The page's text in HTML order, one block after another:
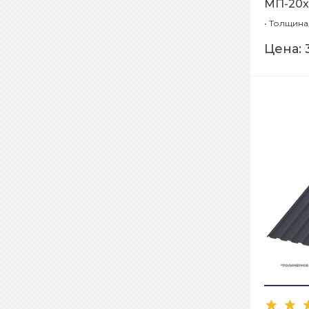
МП-
•
Цена: